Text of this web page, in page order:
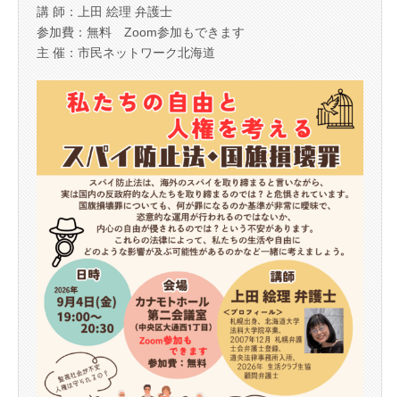
講 師：上田 絵理 弁護士
参加費：無料 Zoom参加もできます
主 催：市民ネットワーク北海道